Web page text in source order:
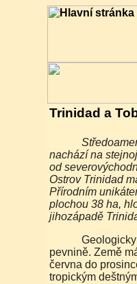
Trinidad a
Středoamerická republika s krásnou tropickou přírodou se
nachází na
od
Ostrov Trinidad
Přírodním
plochou 38 ha,
jihozápadě
Geologicky náleží Trinidad a Tobago k jihoamerické
pevnině. Země
června do
tropickým